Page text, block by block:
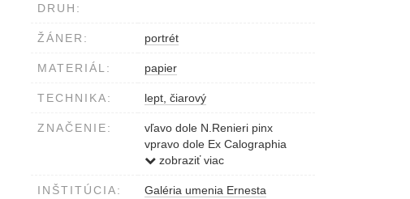
DRUH:
ŽÁNER: portrét
MATERIÁL: papier
TECHNIKA: lept, čiarový
ZNAČENIE:
vľavo dole N.Renieri pinx
vpravo dole Ex Calographia
Jo:Wagner 1777
zobraziť viac
INŠTITÚCIA:
Galéria umenia Ernesta